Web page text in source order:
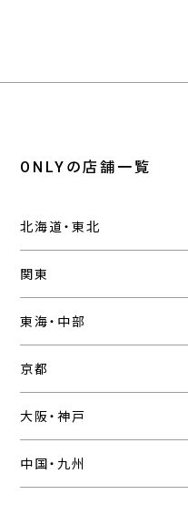
ONLYの店舗一覧
北海道・東北
関東
東海・中部
京都
大阪・神戸
中国・九州